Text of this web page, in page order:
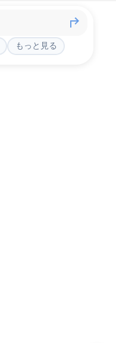
もっと見る